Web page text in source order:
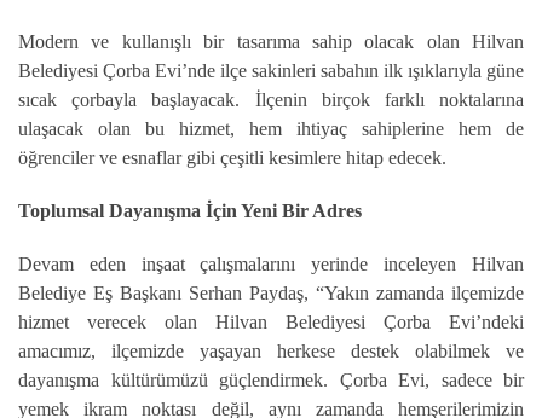
Modern ve kullanışlı bir tasarıma sahip olacak olan Hilvan
Belediyesi Çorba Evi’nde ilçe sakinleri sabahın ilk ışıklarıyla güne
sıcak çorbayla başlayacak. İlçenin birçok farklı noktalarına
ulaşacak olan bu hizmet, hem ihtiyaç sahiplerine hem de
öğrenciler ve esnaflar gibi çeşitli kesimlere hitap edecek.
Toplumsal Dayanışma İçin Yeni Bir Adres
Devam eden inşaat çalışmalarını yerinde inceleyen Hilvan
Belediye Eş Başkanı Serhan Paydaş, “Yakın zamanda ilçemizde
hizmet verecek olan Hilvan Belediyesi Çorba Evi’ndeki
amacımız, ilçemizde yaşayan herkese destek olabilmek ve
dayanışma kültürümüzü güçlendirmek. Çorba Evi, sadece bir
yemek ikram noktası değil, aynı zamanda hemşerilerimizin